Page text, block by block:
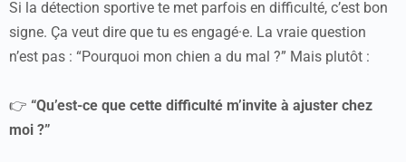
Si la détection sportive te met parfois en difficulté, c’est bon
signe. Ça veut dire que tu es engagé·e. La vraie question
n’est pas : “Pourquoi mon chien a du mal ?” Mais plutôt :
👉 “Qu’est-ce que cette difficulté m’invite à ajuster chez
moi ?”